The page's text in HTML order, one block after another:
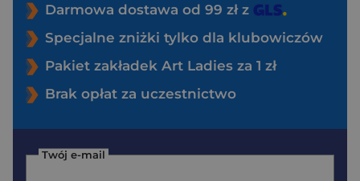
Darmowa dostawa od 99 zł z
Specjalne zniżki tylko dla klubowiczów
Pakiet zakładek Art Ladies za 1 zł
Brak opłat za uczestnictwo
Twój e-mail